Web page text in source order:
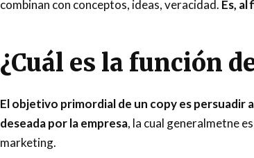
combinan con conceptos, ideas, veracidad. Es,
¿Cuál es la función
El objetivo primordial de un copy es persuadir
deseada por la empresa, la cual generalmetne
marketing.